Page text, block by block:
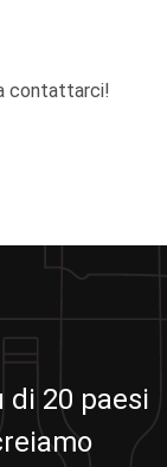
contattarci!
di 20 paesi